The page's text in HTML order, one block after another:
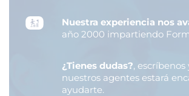
Nuestra experiencia nos
año 2000 impartiendo
¿Tienes dudas?, escríbenos
nuestros agentes estará
ayudarte.